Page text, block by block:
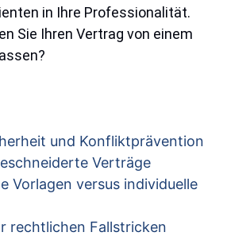
in Ihre Professionalität.
Sie Ihren Vertrag von einem
und Konfliktprävention
Verträge
Vorlagen versus individuelle
rechtlichen Fallstricken